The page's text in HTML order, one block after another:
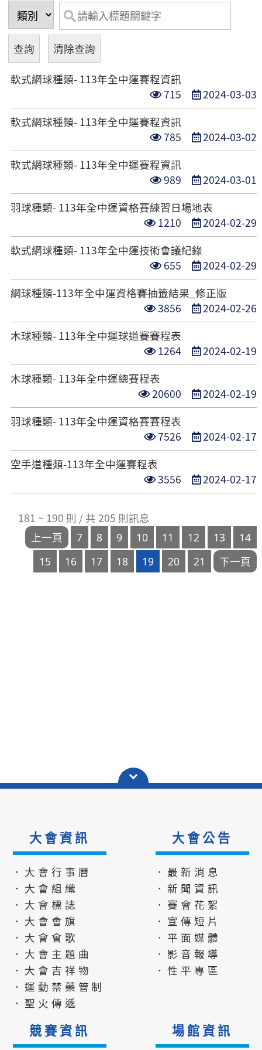
軟式網球種類- 113年全中運賽程資訊
點
閱
次
數
715
發
布
期
2024-03-03
軟式網球種類- 113年全中運賽程資訊
點
閱
次
數
785
發
布
期
2024-03-02
軟式網球種類- 113年全中運賽程資訊
點
閱
次
數
989
發
布
日
期
2024-03-01
羽球種類- 113年全中運資格賽練習日場地表
點
閱
次
數
1210
發
布
日
期
2024-02-29
軟式網球種類- 113年全中運技術會議紀錄
點
閱
次
數
655
發
布
日
期
2024-02-29
網球種類-113年全中運資格賽抽籤結果_修正版
點
閱
次
數
3856
發
布
期
2024-02-26
木球種類- 113年全中運球道賽賽程表
點
閱
次
數
1264
發
布
期
2024-02-19
木球種類- 113年全中運總賽程表
點
閱
次
數
20600
發
布
期
2024-02-19
羽球種類- 113年全中運資格賽賽程表
點
閱
次
數
7526
發
布
期
2024-02-17
空手道種類-113年全中運賽程表
點
閱
數
3556
發
布
期
2024-02-17
181 ~ 190 則 / 共 205 則訊息
大會資訊
．大會行事曆
．大會組織
．大會標誌
．大會會旗
．大會會歌
．大會主題曲
．大會吉祥物
．運動禁藥管制
．聖火傳遞
大會公告
．最新消息
．新聞資訊
．賽會花絮
．宣傳短片
．平面媒體
．影音報導
．性平專區
競賽資訊 場館資訊